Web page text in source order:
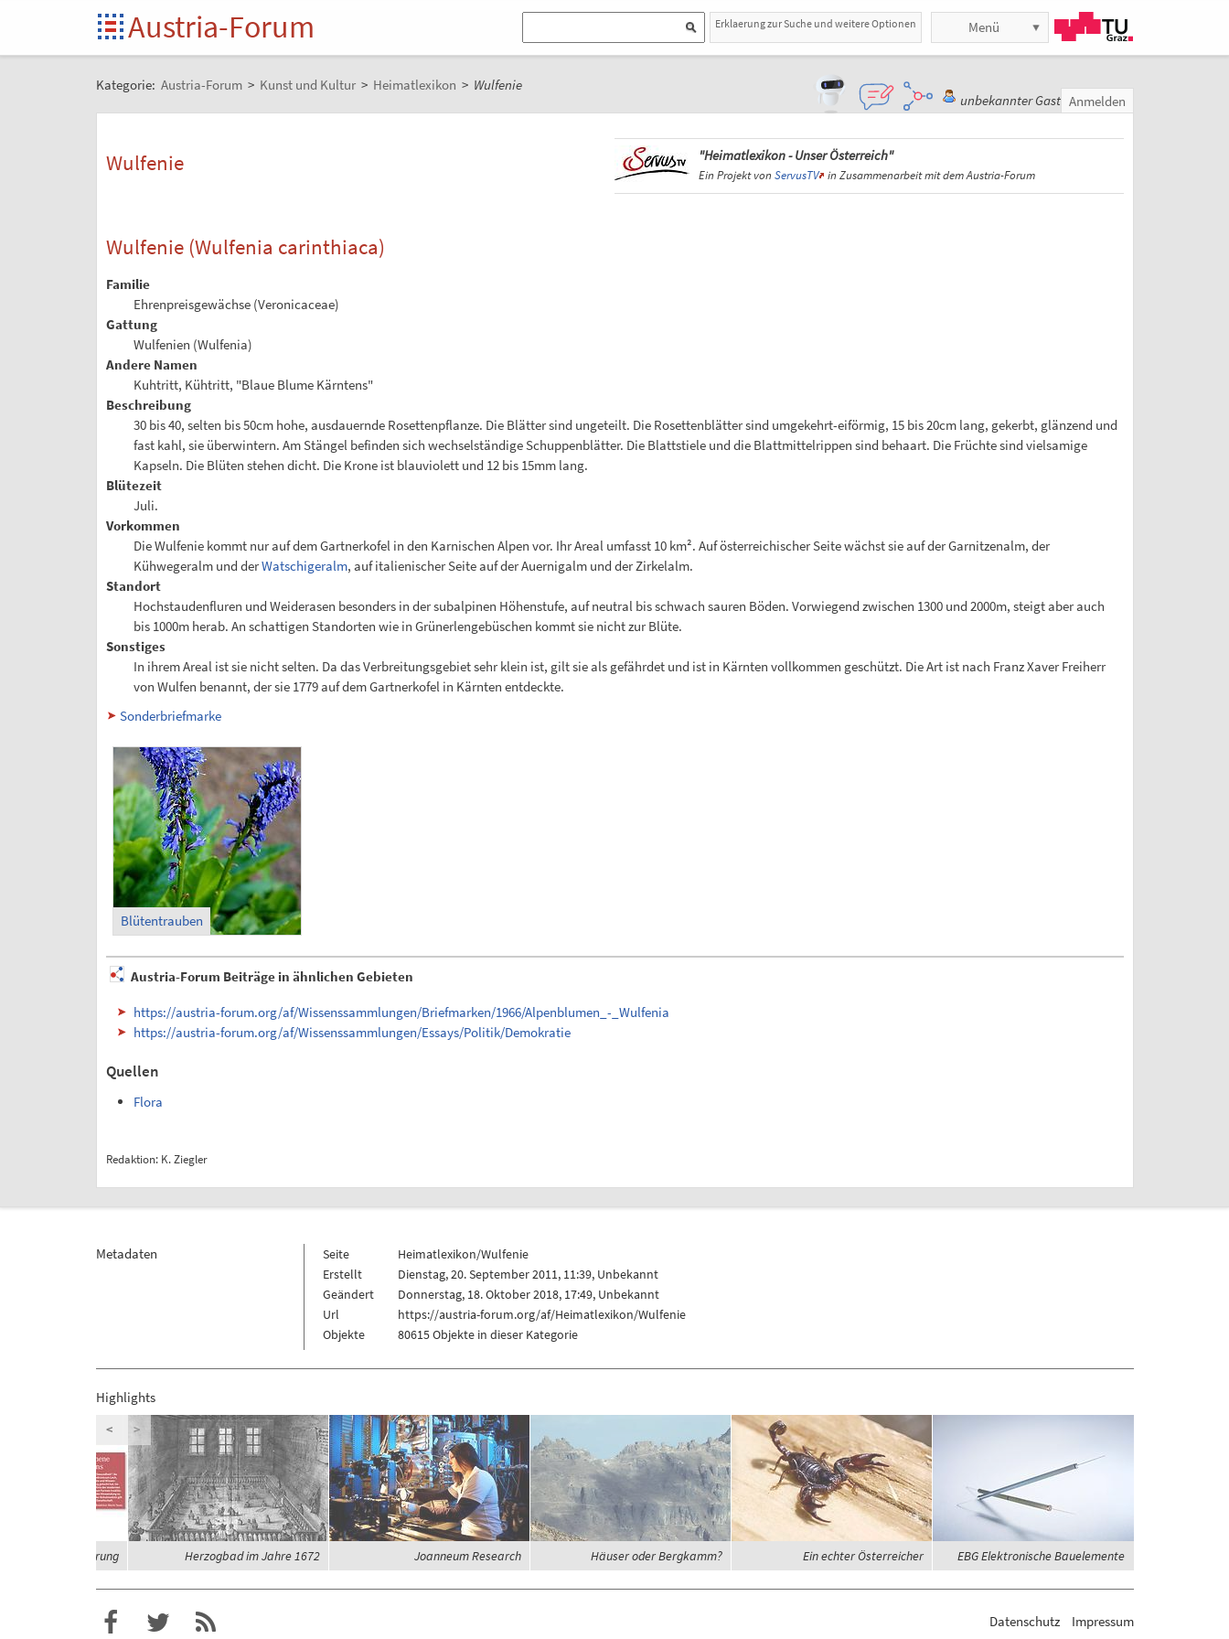
Austria-Forum Erklaerung zur Suche und weitere Optionen Menü
Kategorie: Austria-Forum > Kunst und Kultur > Heimatlexikon > Wulfenie
unbekannter Gast Anmelden
Wulfenie "Heimatlexikon - Unser Österreich"
Ein Projekt von ServusTV in Zusammenarbeit mit dem Austria-Forum
Wulfenie (Wulfenia carinthiaca)
Familie
Ehrenpreisgewächse (Veronicaceae)
Gattung
Wulfenien (Wulfenia)
Andere Namen
Kuhtritt, Kühtritt, "Blaue Blume Kärntens"
Beschreibung
30 bis 40, selten bis 50cm hohe, ausdauernde Rosettenpflanze. Die Blätter sind ungeteilt. Die Rosettenblätter sind umgekehrt-eiförmig, 15 bis 20cm lang, gekerbt, glänzend und
fast kahl, sie überwintern. Am Stängel befinden sich wechselständige Schuppenblätter. Die Blattstiele und die Blattmittelrippen sind behaart. Die Früchte sind vielsamige
Kapseln. Die Blüten stehen dicht. Die Krone ist blauviolett und 12 bis 15mm lang.
Blütezeit
Juli.
Vorkommen
Die Wulfenie kommt nur auf dem Gartnerkofel in den Karnischen Alpen vor. Ihr Areal umfasst 10 km². Auf österreichischer Seite wächst sie auf der Garnitzenalm, der
Kühwegeralm und derWatschigeralm, auf italienischer Seite auf der Auernigalm und der Zirkelalm.
Standort
Hochstaudenfluren und Weiderasen besonders in der subalpinen Höhenstufe, auf neutral bis schwach sauren Böden. Vorwiegend zwischen 1300 und 2000m, steigt aber auch
bis 1000m herab. An schattigen Standorten wie in Grünerlengebüschen kommt sie nicht zur Blüte.
Sonstiges
In ihrem Areal ist sie nicht selten. Da das Verbreitungsgebiet sehr klein ist, gilt sie als gefährdet und ist in Kärnten vollkommen geschützt. Die Art ist nach Franz Xaver Freiherr
von Wulfen benannt, der sie 1779 auf dem Gartnerkofel in Kärnten entdeckte.
Sonderbriefmarke
Blütentrauben
Austria-Forum Beiträge in ähnlichen Gebieten
https://austria-forum.org/af/Wissenssammlungen/Briefmarken/1966/Alpenblumen_-_Wulfenia
https://austria-forum.org/af/Wissenssammlungen/Essays/Politik/Demokratie
Quellen
Flora
Redaktion: K. Ziegler
Metadaten Seite
Heimatlexikon/Wulfenie
Erstellt
Dienstag, 20. September 2011, 11:39, Unbekannt
Geändert
Donnerstag, 18. Oktober 2018, 17:49, Unbekannt
Url
https://austria-forum.org/af/Heimatlexikon/Wulfenie
Objekte
80615 Objekte in dieser Kategorie
Highlights
und Globalisierung Herzogbad im Jahre 1672 Joanneum Research Häuser oder Bergkamm? Ein echter Österreicher EBG Elektronische Bauelemente
< >
Datenschutz Impressum